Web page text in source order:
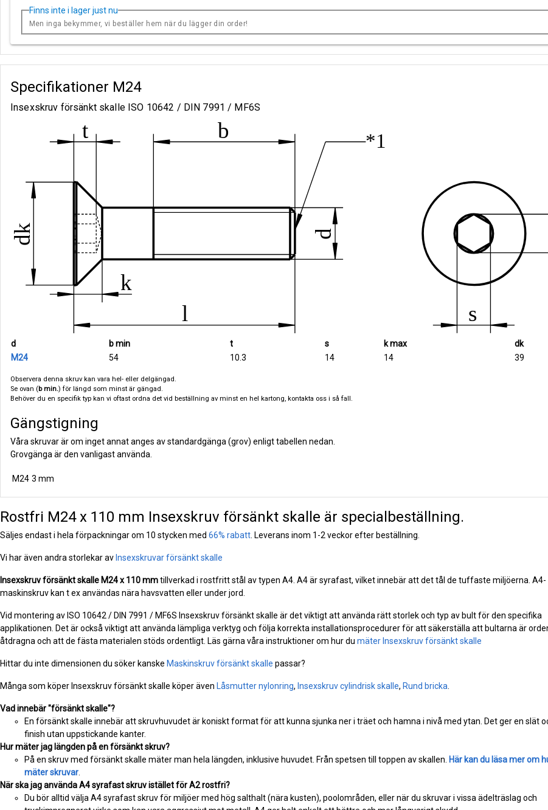
Finns inte i lager just nu
Men inga bekymmer, vi beställer hem när du lägger din order!
Specifikationer M24
Insexskruv försänkt skalle ISO 10642 / DIN 7991 / MF6S
d b min t s k max
dk
M24
54 10.3 14 14 39
Observera denna skruv kan vara hel- eller delgängad.
Se ovan (b min.) för längd som minst är gängad.
Behöver du en specifik typ kan vi oftast ordna det vid beställning av minst en hel kartong, kontakta oss i så fall.
Gängstigning
Våra skruvar är om inget annat anges av standardgänga (grov) enligt tabellen nedan.
Grovgänga är den vanligast använda.
M24 3 mm
Rostfri M24 x 110 mm Insexskruv försänkt skalle är specialbeställning.
Säljes endast i hela förpackningar om 10 stycken med 66% rabatt . Leverans inom 1-2 veckor efter beställning.
Vi har även andra storlekar av Insexskruvar försänkt skalle
Insexskruv försänkt skalle M24 x 110 mmtillverkad i rostfritt stål av typen A4. A4 är syrafast, vilket innebär att det tål de tuffaste miljöerna. A4-
maskinskruv kan t ex användas nära havsvatten eller under jord.
Vid montering av ISO 10642 / DIN 7991 / MF6S Insexskruv försänkt skalle är det viktigt att använda rätt storlek och typ av bult för den specifika
applikationen. Det är också viktigt att använda lämpliga verktyg och följa korrekta installationsprocedurer för att säkerställa att bultarna är
åtdragna och att de fästa materialen stöds ordentligt. Läs gärna våra instruktioner om hur du mäter Insexskruv försänkt skalle
Hittar du inte dimensionen du söker kanske Maskinskruv försänkt skalle passar?
Många som köper Insexskruv försänkt skalle köper även Låsmutter nylonring, Insexskruv cylindrisk skalle, Rund bricka
Vad innebär "försänkt skalle"?
En försänkt skalle innebär att skruvhuvudet är koniskt format för att kunna sjunka ner i träet och hamna i nivå med ytan. Det ger en slät
finish utan uppstickande kanter.
Hur mäter jag längden på en försänkt skruv?
På en skruv med försänkt skalle mäter man hela längden, inklusive huvudet. Från spetsen till toppen av skallen. Här kan du läsa mer om
mäter skruvar
När ska jag använda A4 syrafast skruv istället för A2 rostfri?
Du bör alltid välja A4 syrafast skruv för miljöer med hög salthalt (nära kusten), poolområden, eller när du skruvar i vissa ädelträslag och